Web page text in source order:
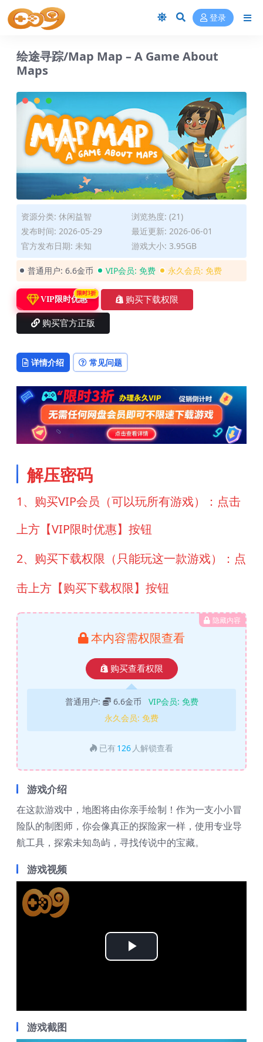
登录
绘途寻踪/Map Map – A Game About
Maps
资源分类: 休闲益智
浏览热度: (21)
发布时间: 2026-05-29
最近更新: 2026-06-01
官方发布日期: 未知
游戏大小: 3.95GB
普通用户: 6.6金币 VIP会员: 免费 永久会员: 免费
VIP限时优惠
限时3折
购买下载权限
购买官方正版
详情介绍 常见问题
解压密码
1、购买VIP会员（可以玩所有游戏）：点击
上方【VIP限时优惠】按钮
2、购买下载权限（只能玩这一款游戏）：点
击上方【购买下载权限】按钮
隐藏内容
本内容需权限查看
购买查看权限
普通用户: 6.6金币 VIP会员: 免费
永久会员: 免费
已有 126 人解锁查看
游戏介绍
在这款游戏中，地图将由你亲手绘制！作为一支小小冒
险队的制图师，你会像真正的探险家一样，使用专业导
航工具，探索未知岛屿，寻找传说中的宝藏。
游戏视频
Play
游戏截图